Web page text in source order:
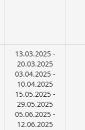
13.03.2025 -
20.03.2025
03.04.2025 -
10.04.2025
15.05.2025 -
29.05.2025
05.06.2025 -
12.06.2025